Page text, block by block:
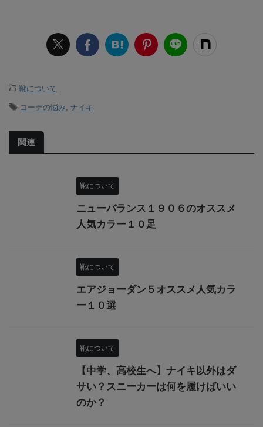
-靴について
-コーデの悩み, ナイキ
関連
靴について
ニューバランス１９０６のオススメ
人気カラー１０足
靴について
エアジョーダン５オススメ人気カラ
ー１０選
靴について
【中学、高校生へ】ナイキ以外はダ
サい？スニーカーは何を履けばいい
のか？